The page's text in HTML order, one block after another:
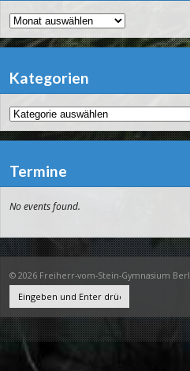
Archiv
Kategorien
Kategorien
Termine
No events found.
© 2026 Freiherr-vom-Stein-Gymnasium